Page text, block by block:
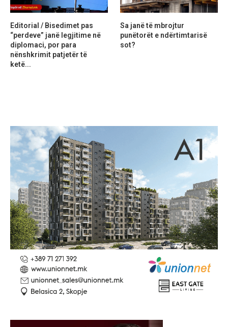
Editorial / Bisedimet pas
“perdeve” janë legjitime në
diplomaci, por para
nënshkrimit patjetër të
ketë...
Sa janë të mbrojtur
punëtorët e ndërtimtarisë
sot?